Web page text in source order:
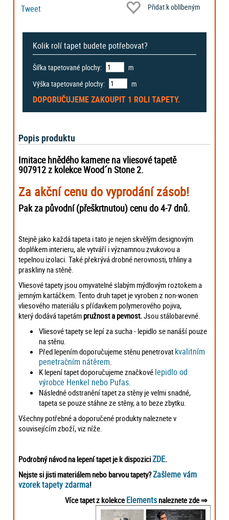
Tweet Přidat k oblíbeným
Kolik rolí tapet budete potřebovat?
Šířka tapetované plochy:
m
Výška tapetované plochy:
m
DOPORUČUJEME ZAKOUPIT 1 ROLITAPETY.
Popis produktu
Imitace hnědého kamene na vliesové tapetě
907912 z kolekce Wood´n Stone 2.
Za akční cenu do vyprodání zásob!
Pak za původní (přeškrtnutou) cenu do 4-7 dnů.
Stejně jako každá tapeta i tato je nejen skvělým designovým
doplňkem interieru, ale vytváří i významnou zvukovou a
tepelnou izolaci. Také překrývá drobné nerovnosti, trhliny a
praskliny na stěně.
Vliesové tapety jsou omyvatelné slabým mýdlovým roztokem a
jemným kartáčkem. Tento druh tapet je vyroben z non-wonen
vliesového materiálu s přídavkem polymerového pojiva,
který dodává tapetám pružnost a pevnost. Jsou stálobarevné.
Vliesové tapety se lepí za sucha - lepidlo se nanáší pouze
na stěnu.
Před lepením doporučujeme stěnu penetrovat kvalitním
penetračním nátěrem
K lepení tapet doporučujeme značkové lepidlo od
výrobce Henkel nebo Pufas
Následné odstranění tapet za stěny je velmi snadné,
tapeta se pouze stáhne ze stěny, a to beze zbytku.
Všechny potřebné a doporučené produkty naleznete v
souvisejícím zboží, viz níže.
Podrobný návod na lepení tapet je k dispoziciZDE.
Nejste si jisti materiálem nebo barvou tapety?Zašleme vám
vzorek tapety zdarma!
Více tapet z kolekce Elementsnaleznete zde ⇒